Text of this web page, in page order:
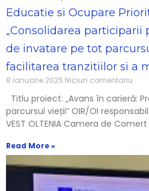
Educatie si Ocupare
„Consolidarea participarii
de invatare pe tot
facilitarea tranzitiilor si a
8 ianuarie 2025 Niciun comentariu
Titlu proiect: „Avans în carieră:
parcursul vieții” OIR/OI responsabil:
VEST OLTENIA Camera de
Read More »